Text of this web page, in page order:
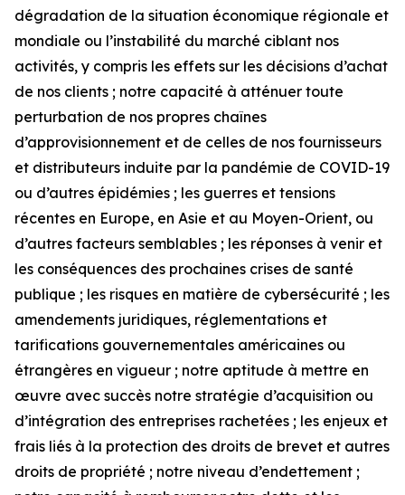
dégradation de la situation économique régionale et
mondiale ou l’instabilité du marché ciblant nos
activités, y compris les effets sur les décisions d’achat
de nos clients ; notre capacité à atténuer toute
perturbation de nos propres chaînes
d’approvisionnement et de celles de nos fournisseurs
et distributeurs induite par la pandémie de COVID-19
ou d’autres épidémies ; les guerres et tensions
récentes en Europe, en Asie et au Moyen-Orient, ou
d’autres facteurs semblables ; les réponses à venir et
les conséquences des prochaines crises de santé
publique ; les risques en matière de cybersécurité ; les
amendements juridiques, réglementations et
tarifications gouvernementales américaines ou
étrangères en vigueur ; notre aptitude à mettre en
œuvre avec succès notre stratégie d’acquisition ou
d’intégration des entreprises rachetées ; les enjeux et
frais liés à la protection des droits de brevet et autres
droits de propriété ; notre niveau d’endettement ;